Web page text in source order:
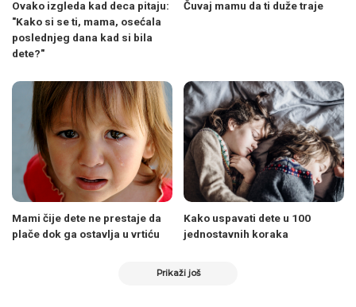
Ovako izgleda kad deca pitaju:
"Kako si se ti, mama, osećala
poslednjeg dana kad si bila
dete?"
Čuvaj mamu da ti duže traje
Mami čije dete ne prestaje da
plače dok ga ostavlja u vrtiću
Kako uspavati dete u 100
jednostavnih koraka
Prikaži još